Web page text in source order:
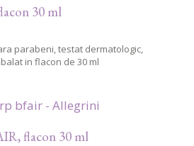
30 ml
parabeni, testat dermatologic,
in flacon de 30 ml
flacon 30 ml